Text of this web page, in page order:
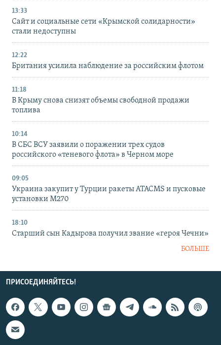
13:33
Сайт и социальные сети «Крымской солидарности»
стали недоступны
12:22
Британия усилила наблюдение за российским флотом
11:18
В Крыму снова снизят объемы свободной продажи
топлива
10:14
В СБС ВСУ заявили о поражении трех судов
российского «теневого флота» в Черном море
09:05
Украина закупит у Турции ракеты ATACMS и пусковые
установки M270
18:10
Старший сын Кадырова получил звание «героя Чечни»
БОЛЬШЕ
ПРИСОЕДИНЯЙТЕСЬ!